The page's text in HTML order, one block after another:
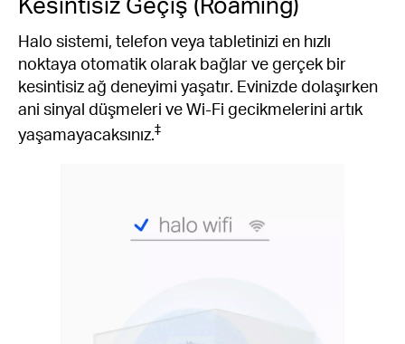
Halo sistemi, telefon veya tabletinizi en hızlı
noktaya otomatik olarak bağlar ve gerçek bir
kesintisiz ağ deneyimi yaşatır. Evinizde dolaşırken
ani sinyal düşmeleri ve Wi-Fi gecikmelerini artık
yaşamayacaksınız.‡